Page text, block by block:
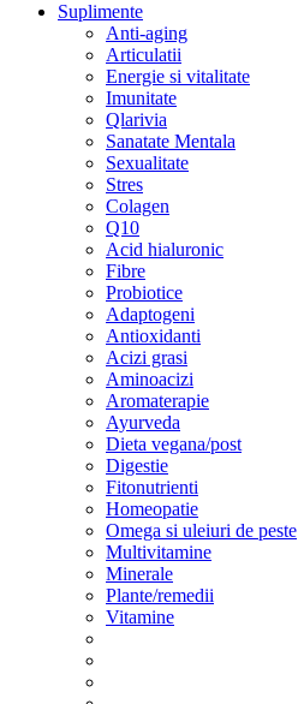
Suplimente
Anti-aging
Articulatii
Energie si vitalitate
Imunitate
Qlarivia
Sanatate Mentala
Sexualitate
Stres
Colagen
Q10
Acid hialuronic
Fibre
Probiotice
Adaptogeni
Antioxidanti
Acizi grasi
Aminoacizi
Aromaterapie
Ayurveda
Dieta vegana/post
Digestie
Fitonutrienti
Homeopatie
Omega si uleiuri de peste
Multivitamine
Minerale
Plante/remedii
Vitamine